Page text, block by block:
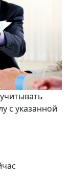
с указанной